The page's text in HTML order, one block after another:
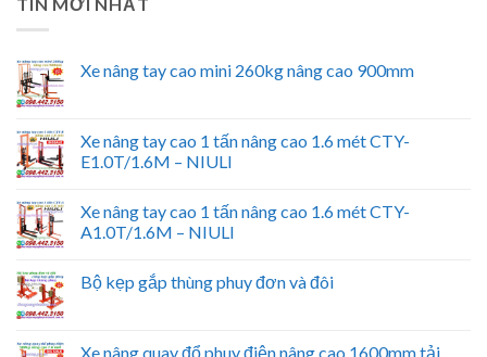
Xe nâng tay cao mini 260kg nâng cao 900mm
Xe nâng tay cao 1 tấn nâng cao 1.6 mét CTY-
E1.0T/1.6M – NIULI
Xe nâng tay cao 1 tấn nâng cao 1.6 mét CTY-
A1.0T/1.6M – NIULI
Bộ kẹp gắp thùng phuy đơn và đôi
Xe nâng quay đổ phuy điện nâng cao 1600mm tải